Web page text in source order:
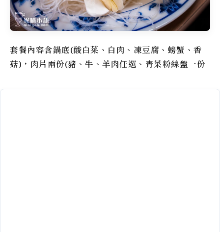
套餐內容含鍋底(酸白菜、白肉、凍豆腐、螃蟹、香
菇)，肉片兩份(豬、牛、羊肉任選、青菜粉絲盤一份